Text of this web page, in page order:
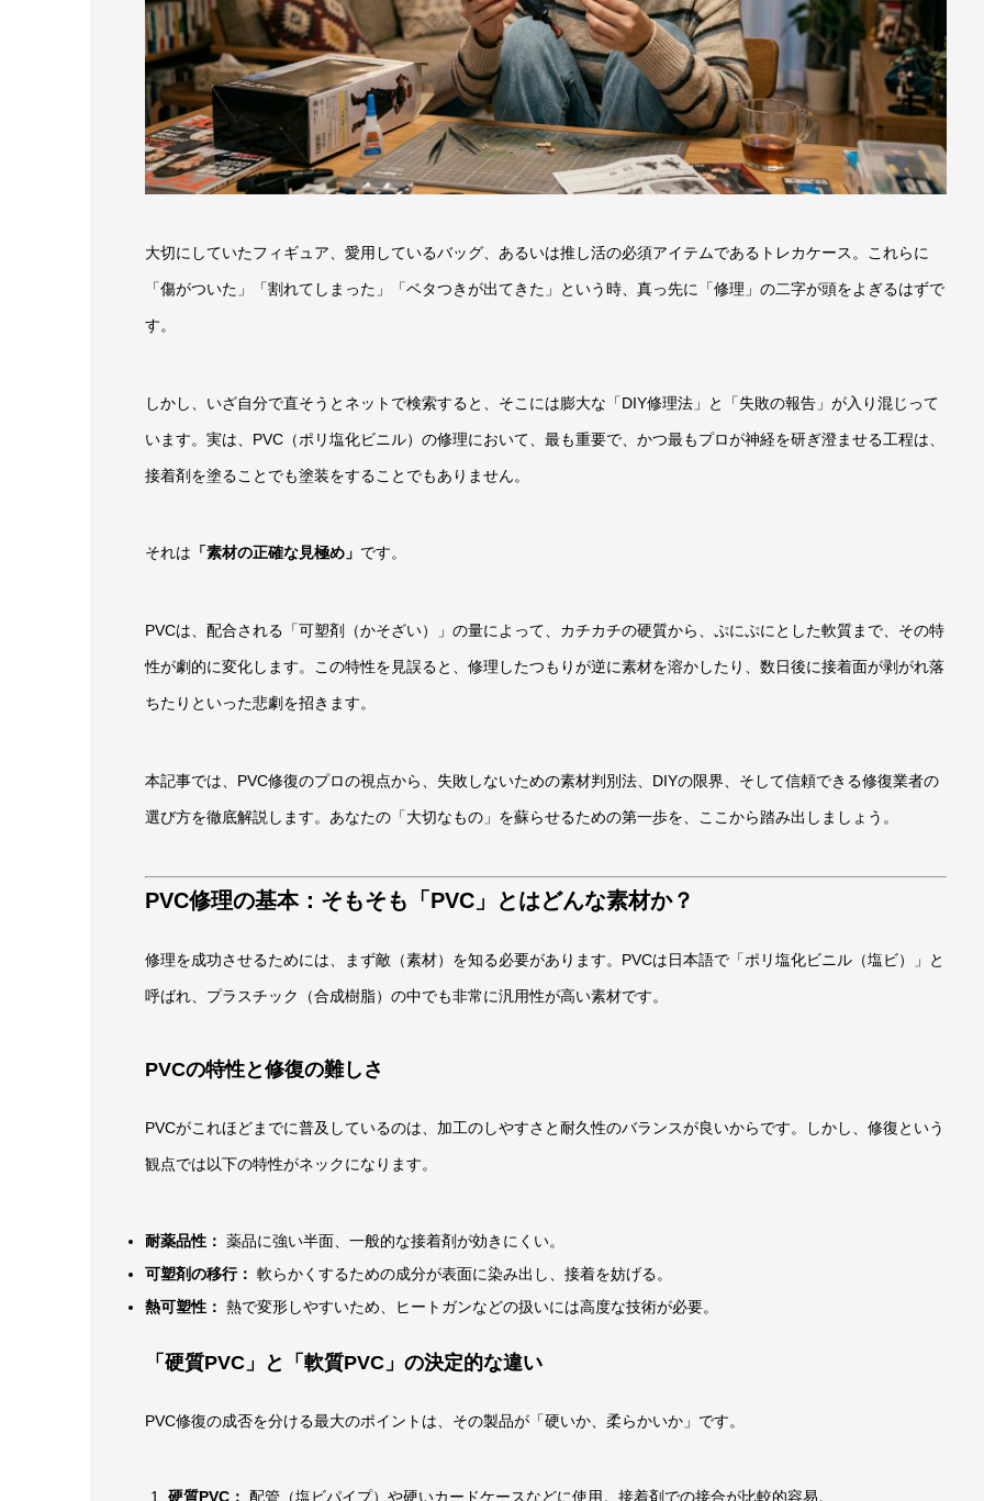
大切にしていたフィギュア、愛用しているバッグ、あるいは推し活の必須アイテムであるトレカケース。これらに
「傷がついた」「割れてしまった」「ベタつきが出てきた」という時、真っ先に「修理」の二字が頭をよぎるはずで
す。
しかし、いざ自分で直そうとネットで検索すると、そこには膨大な「DIY修理法」と「失敗の報告」が入り混じって
います。実は、PVC（ポリ塩化ビニル）の修理において、最も重要で、かつ最もプロが神経を研ぎ澄ませる工程は、
接着剤を塗ることでも塗装をすることでもありません。
それは 「素材の正確な見極め」 です。
PVCは、配合される「可塑剤（かそざい）」の量によって、カチカチの硬質から、ぷにぷにとした軟質まで、その特
性が劇的に変化します。この特性を見誤ると、修理したつもりが逆に素材を溶かしたり、数日後に接着面が剥がれ落
ちたりといった悲劇を招きます。
本記事では、PVC修復のプロの視点から、失敗しないための素材判別法、DIYの限界、そして信頼できる修復業者の
選び方を徹底解説します。あなたの「大切なもの」を蘇らせるための第一歩を、ここから踏み出しましょう。
PVC修理の基本：そもそも「PVC」とはどんな素材か？
修理を成功させるためには、まず敵（素材）を知る必要があります。PVCは日本語で「ポリ塩化ビニル（塩ビ）」と
呼ばれ、プラスチック（合成樹脂）の中でも非常に汎用性が高い素材です。
PVCの特性と修復の難しさ
PVCがこれほどまでに普及しているのは、加工のしやすさと耐久性のバランスが良いからです。しかし、修復という
観点では以下の特性がネックになります。
耐薬品性： 薬品に強い半面、一般的な接着剤が効きにくい。
可塑剤の移行： 軟らかくするための成分が表面に染み出し、接着を妨げる。
熱可塑性： 熱で変形しやすいため、ヒートガンなどの扱いには高度な技術が必要。
「硬質PVC」と「軟質PVC」の決定的な違い
PVC修復の成否を分ける最大のポイントは、その製品が「硬いか、柔らかいか」です。
硬質PVC： 配管（塩ビパイプ）や硬いカードケースなどに使用。接着剤での接合が比較的容易。